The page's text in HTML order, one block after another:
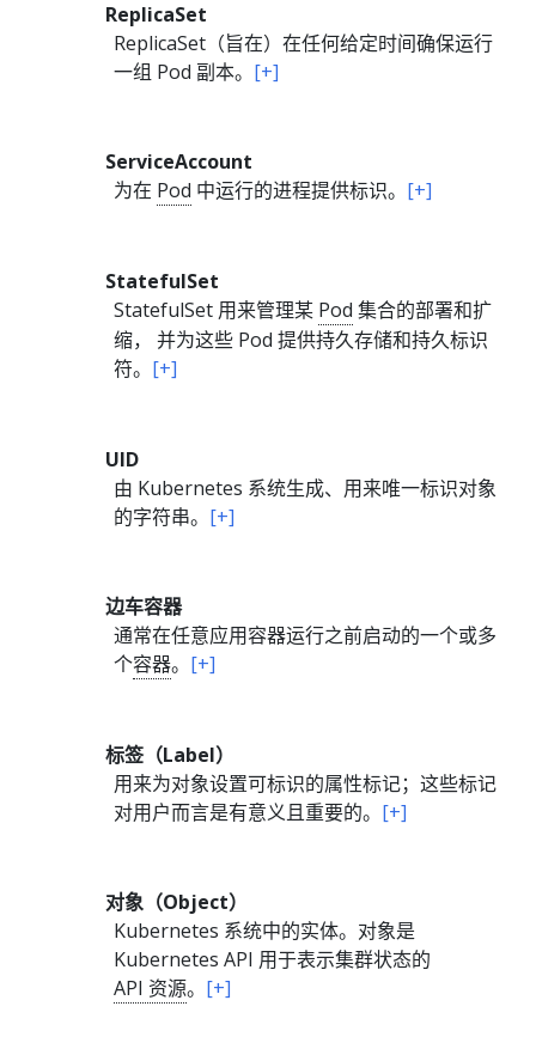
ReplicaSet
ReplicaSet（旨在）在任何给定时间确保运行
一组 Pod 副本。 [+]
ServiceAccount
为在 Pod 中运行的进程提供标识。 [+]
StatefulSet
StatefulSet 用来管理某 Pod 集合的部署和扩
缩， 并为这些 Pod 提供持久存储和持久标识
符。 [+]
UID
由 Kubernetes 系统生成、用来唯一标识对象
的字符串。 [+]
边车容器
通常在任意应用容器运行之前启动的一个或多
个容器。 [+]
标签（Label）
用来为对象设置可标识的属性标记；这些标记
对用户而言是有意义且重要的。 [+]
对象（Object）
Kubernetes 系统中的实体。对象是
Kubernetes API 用于表示集群状态的
API 资源。 [+]